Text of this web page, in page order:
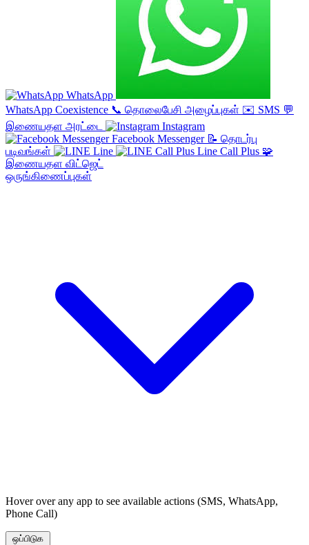
WhatsApp
WhatsApp Coexistence 📞 தொலைபேசி அழைப்புகள் ✉️ SMS 💬
இணையதள அரட்டை
Instagram
Facebook Messenger 📝 தொடர்பு
படிவங்கள்
Line Line Call Plus 🧩
இணையதள விட்ஜெட்
ஒருங்கிணைப்புகள்
Hover over any app to see available actions (SMS, WhatsApp,
Phone Call)